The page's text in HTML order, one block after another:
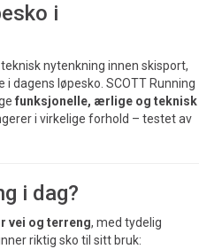
i
nytenkning innen skisport,
dagens løpesko. SCOTT Running
funksjonelle, ærlige og teknisk
i virkelige forhold – testet av
i dag?
vei og terreng, med tydelig
riktig sko til sitt bruk: